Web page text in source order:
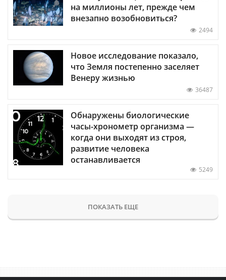
на миллионы лет, прежде чем
внезапно возобновиться?
2494
Новое исследование показало,
что Земля постепенно заселяет
Венеру жизнью
36487
Обнаружены биологические
часы-хронометр организма —
когда они выходят из строя,
развитие человека
останавливается
5249
ПОКАЗАТЬ ЕЩЕ